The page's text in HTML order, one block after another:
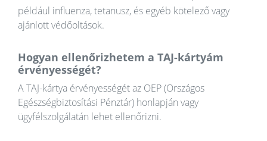
például influenza, tetanusz, és egyéb kötelező vagy
ajánlott védőoltások.
Hogyan ellenőrizhetem a TAJ-kártyám
érvényességét?
A TAJ-kártya érvényességét az OEP (Országos
Egészségbiztosítási Pénztár) honlapján vagy
ügyfélszolgálatán lehet ellenőrizni.